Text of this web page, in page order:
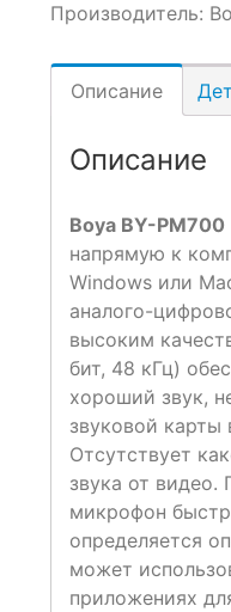
Производитель:
Описание
Описание
Boya BY-PM700
напрямую к
Windows или
аналого-
высоким
бит, 48 кГц)
хороший звук,
звуковой карты
Отсутствует
звука от
микрофон
определяется
может
приложениях